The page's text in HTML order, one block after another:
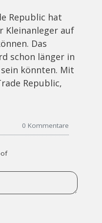
Republic hat
Kleinanleger auf
Das
schon länger in
könnten. Mit
Republic,
0 Kommentare